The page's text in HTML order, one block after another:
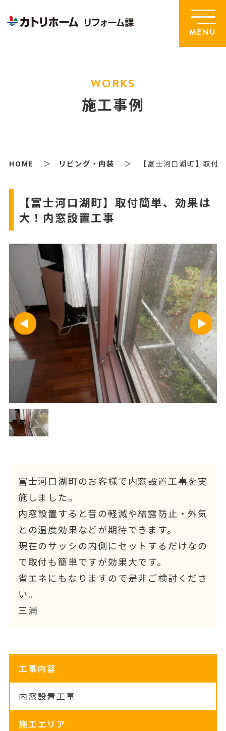
MENU
WORKS
施工事例
HOME リビング・内装 【富士河口湖町】取
【富士河口湖町】取付簡単、効果は
大！内窓設置工事
富士河口湖町のお客様で内窓設置工事を実
施しました。
内窓設置すると音の軽減や結露防止・外気
との温度効果などが期待できます。
現在のサッシの内側にセットするだけなの
で取付も簡単ですが効果大です。
省エネにもなりますので是非ご検討くださ
い。
三浦
工事内容
内窓設置工事
施工エリア